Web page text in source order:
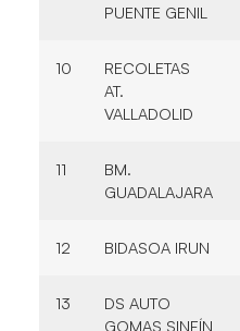
PUENTE GENIL
10
RECOLETAS
AT.
VALLADOLID
11
BM.
GUADALAJARA
12 BIDASOA IRUN
13
DS AUTO
GOMAS SINFÍN